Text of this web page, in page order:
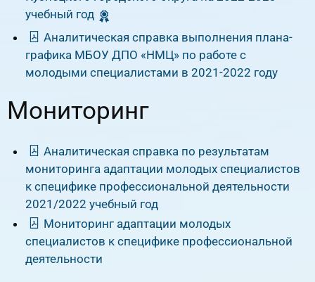
учебный год
Аналитическая справка выполнения плана-
графика МБОУ ДПО «НМЦ» по работе с
молодыми специалистами в 2021-2022 году
Мониторинг
Аналитическая справка по результатам
мониторинга адаптации молодых специалистов
к специфике профессиональной деятельности
2021/2022 учебный год
Мониторинг адаптации молодых
специалистов к специфике профессиональной
деятельности